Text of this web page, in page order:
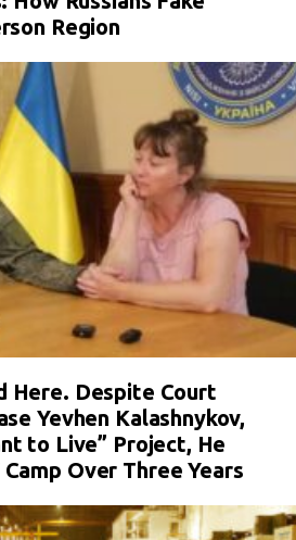
Region
Here. Despite Court
Yevhen Kalashnykov,
to Live” Project, He
Over Three Years